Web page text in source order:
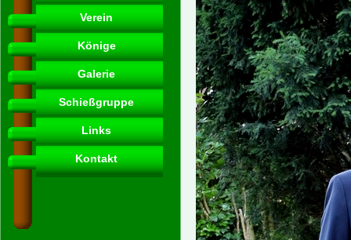
Verein
Könige
Galerie
Schießgruppe
Links
Kontakt